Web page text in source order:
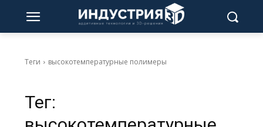
Теги высокотемпературные полимеры
Тег: